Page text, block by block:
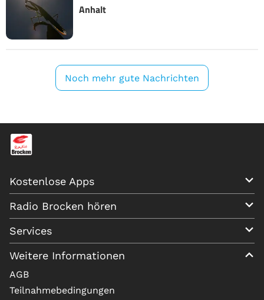
Anhalt
Noch mehr gute Nachrichten
Kostenlose Apps
Radio Brocken hören
Services
Weitere Informationen
AGB
Teilnahmebedingungen